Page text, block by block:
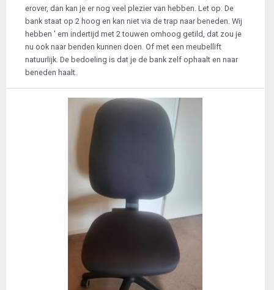
erover, dan kan je er nog veel plezier van hebben. Let op: De
bank staat op 2 hoog en kan niet via de trap naar beneden. Wij
hebben ' em indertijd met 2 touwen omhoog getild, dat zou je
nu ook naar benden kunnen doen. Of met een meubellift
natuurlijk. De bedoeling is dat je de bank zelf ophaalt en naar
beneden haalt.